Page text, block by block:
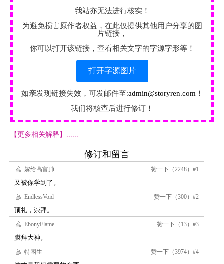
我站亦无法进行核实！
为避免损害原作者权益，在此仅提供其他用户分享的图
片链接，
你可以打开该链接，查看相关文字的字源字形等！
打开字源图片
如亲发现链接失效，可发邮件至:admin@storyren.com ！
我们将核查后进行修订！
【更多相关解释】......